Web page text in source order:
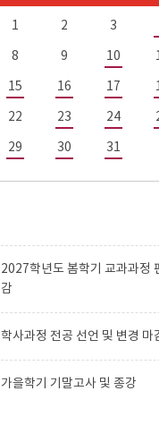
1 2 3
8 9 10
15 16 17
22 23 24
29 30 31
2027학년도 봄학기 교과과정
감
학사과정 전공 선언 및 변경 마
가을학기 기말고사 및 종강